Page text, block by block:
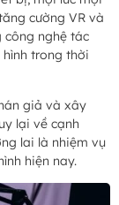
cường VR và
công nghệ tác
trong thời
giả và xây
lại về cạnh
lai là nhiệm vụ
hiện nay.